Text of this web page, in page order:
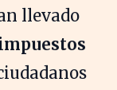
llevado